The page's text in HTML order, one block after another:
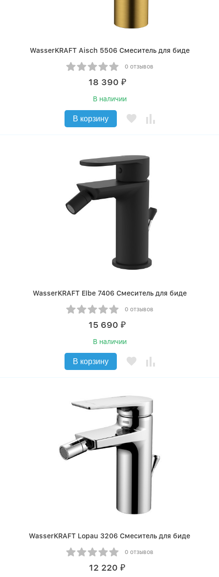
WasserKRAFT Aisch 5506 Смеситель для биде
0 отзывов
18 390 ₽
В наличии
В корзину
WasserKRAFT Elbe 7406 Смеситель для биде
0 отзывов
15 690 ₽
В наличии
В корзину
WasserKRAFT Lopau 3206 Смеситель для биде
0 отзывов
12 220 ₽